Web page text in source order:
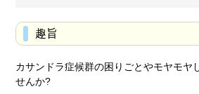
趣旨
カサンドラ症候群の困りごとやモヤモヤ
せんか?